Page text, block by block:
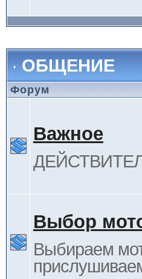
ОБЩЕНИЕ
Форум
Важное
Выбор
Выбираем